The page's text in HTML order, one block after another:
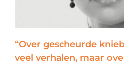
“Over gescheurde
veel verhalen, maar